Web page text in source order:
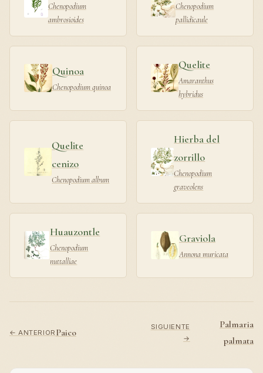
Chenopodium
ambrosioides
Chenopodium
pallidicaule
Quinoa
Chenopodium quinoa
Quelite
Amaranthus
hybridus
Quelite
cenizo
Chenopodium album
Hierba del
zorrillo
Chenopodium
graveolens
Huauzontle
Chenopodium
nuttalliae
Graviola
Annona muricata
← ANTERIOR Paico
SIGUIENTE
→
Palmaria
palmata